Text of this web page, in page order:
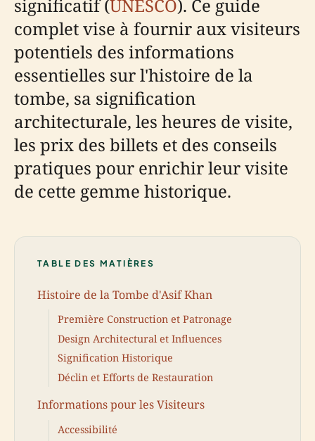
significatif (UNESCO). Ce guide
complet vise à fournir aux visiteurs
potentiels des informations
essentielles sur l'histoire de la
tombe, sa signification
architecturale, les heures de visite,
les prix des billets et des conseils
pratiques pour enrichir leur visite
de cette gemme historique.
TABLE DES MATIÈRES
Histoire de la Tombe d'Asif Khan
Première Construction et Patronage
Design Architectural et Influences
Signification Historique
Déclin et Efforts de Restauration
Informations pour les Visiteurs
Accessibilité